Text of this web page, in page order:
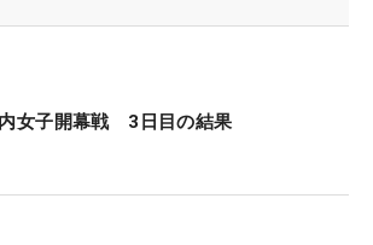
。
にい”は「優勝目指して頑張りま
ばすのかなと思いましたが、4打
女子開幕戦 3日目の結果